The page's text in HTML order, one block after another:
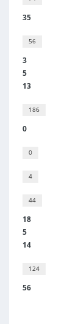
35
56
3
5
13
186
0
0
4
44
18
5
14
124
56